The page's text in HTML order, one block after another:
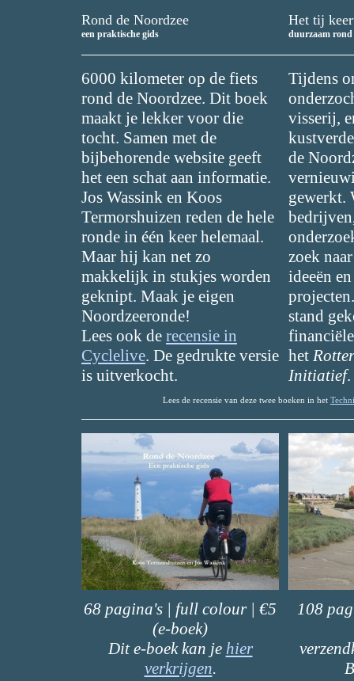
Rond de Noordzee
een praktische gids
Het tij
duurzaam rond
6000 kilometer op de fiets
rond de Noordzee. Dit boek
maakt je lekker voor die
tocht. Samen met de
bijbehorende website geeft
het een schat aan informatie.
Jos Wassink en Koos
Termorshuizen reden de hele
ronde in één keer helemaal.
Maar hij kan net zo
makkelijk in stukjes worden
geknipt. Maak je eigen
Noordzeeronde!
Lees ook de recensie in
Cyclelive. De gedrukte versie
is uitverkocht.
Tijdens
visserij,
de
gewerkt.
zoek
ideeën
stand
het
Initiatief.
Lees de recensie van deze twee boeken in het
68 pagina's | full colour | €5
(e-boek)
Dit e-boek kan je hier
verkrijgen.
108